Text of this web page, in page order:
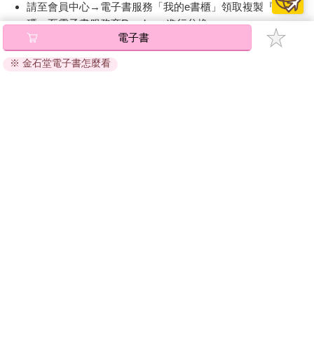
請至會員中心→電子書服務「我的e書櫃」領取複製『兌換
碼』至電子書服務商Readmoo進行兌換。
退換貨須知：
因版權保護，您在金石堂所購買的電子書僅能以金石堂專屬
電子書
※ 金石堂電子書怎麼看